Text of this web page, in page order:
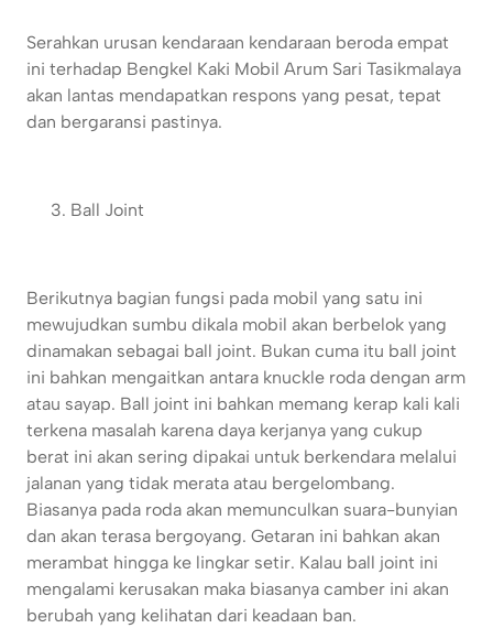
Serahkan urusan kendaraan kendaraan beroda empat
ini terhadap Bengkel Kaki Mobil Arum Sari Tasikmalaya
akan lantas mendapatkan respons yang pesat, tepat
dan bergaransi pastinya.
Ball Joint
Berikutnya bagian fungsi pada mobil yang satu ini
mewujudkan sumbu dikala mobil akan berbelok yang
dinamakan sebagai ball joint. Bukan cuma itu ball joint
ini bahkan mengaitkan antara knuckle roda dengan arm
atau sayap. Ball joint ini bahkan memang kerap kali kali
terkena masalah karena daya kerjanya yang cukup
berat ini akan sering dipakai untuk berkendara melalui
jalanan yang tidak merata atau bergelombang.
Biasanya pada roda akan memunculkan suara-bunyian
dan akan terasa bergoyang. Getaran ini bahkan akan
merambat hingga ke lingkar setir. Kalau ball joint ini
mengalami kerusakan maka biasanya camber ini akan
berubah yang kelihatan dari keadaan ban.